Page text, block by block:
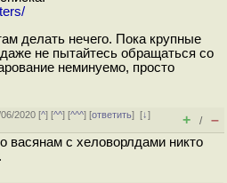
делать нечего. Пока крупные
не пытайтесь обращаться со
неминуемо, просто
2020 [^] [^^] [^^^] [ответить][↓]
+ / –
васянам с хеловорлдами никто